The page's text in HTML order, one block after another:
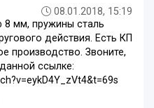
08.01.2018, 15:19
8 мм, пружины сталь
действия. Есть КП
производство. Звоните,
ссылке: